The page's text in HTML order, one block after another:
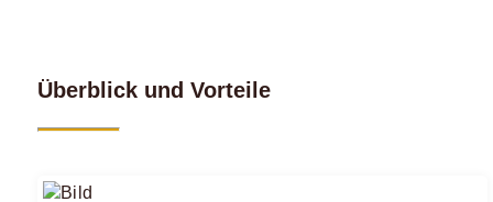
Überblick und Vorteile